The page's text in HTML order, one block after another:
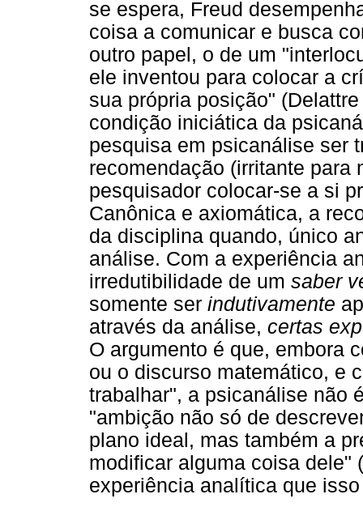
se espera, Freud
coisa a comunicar e busca
outro papel, o de um
ele inventou para colocar a
sua própria posição"
condição iniciática da
pesquisa em psicanálise ser
recomendação (irritante para
pesquisador colocar-se a si
Canônica e axiomática, a
da disciplina quando, único
análise. Com a experiência
irredutibilidade de um saber
somente ser indutivamente
através da análise, certas
O argumento é que, embora
ou o discurso matemático, e
trabalhar", a psicanálise não
"ambição não só de
plano ideal, mas também a
modificar alguma coisa dele"
experiência analítica que